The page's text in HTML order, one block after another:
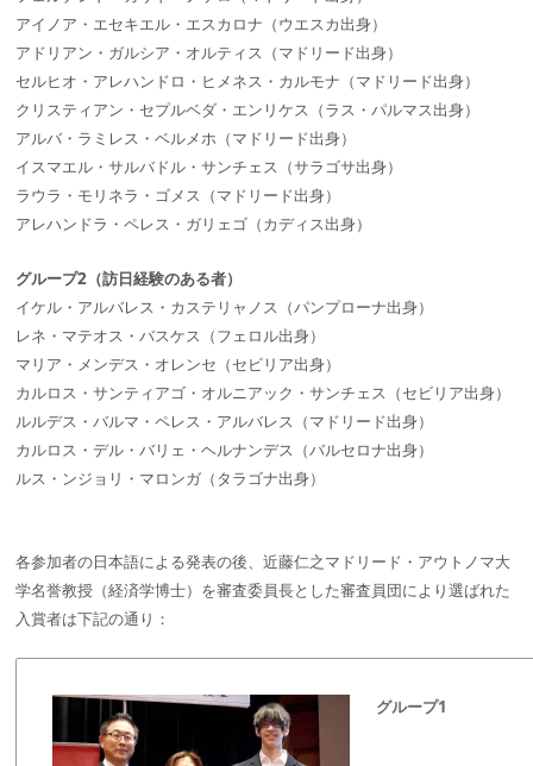
アイノア・エセキエル・エスカロナ（ウエスカ出身）
アドリアン・ガルシア・オルティス（マドリード出身）
セルヒオ・アレハンドロ・ヒメネス・カルモナ（マドリード出身）
クリスティアン・セプルベダ・エンリケス（ラス・パルマス出身）
アルバ・ラミレス・ベルメホ（マドリード出身）
イスマエル・サルバドル・サンチェス（サラゴサ出身）
ラウラ・モリネラ・ゴメス（マドリード出身）
アレハンドラ・ペレス・ガリェゴ（カディス出身）
グループ2（訪日経験のある者）
イケル・アルバレス・カステリャノス（パンプローナ出身）
レネ・マテオス・バスケス（フェロル出身）
マリア・メンデス・オレンセ（セビリア出身）
カルロス・サンティアゴ・オルニアック・サンチェス（セビリア出身）
ルルデス・バルマ・ペレス・アルバレス（マドリード出身）
カルロス・デル・バリェ・ヘルナンデス（バルセロナ出身）
ルス・ンジョリ・マロンガ（タラゴナ出身）
各参加者の日本語による発表の後、近藤仁之マドリード・アウトノマ大
学名誉教授（経済学博士）を審査委員長とした審査員団により選ばれた
入賞者は下記の通り：
グループ1